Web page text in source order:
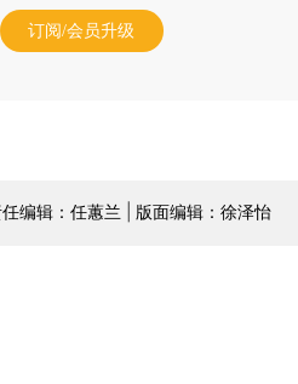
订阅/会员升级
编辑：任蕙兰 | 版面编辑：徐泽怡